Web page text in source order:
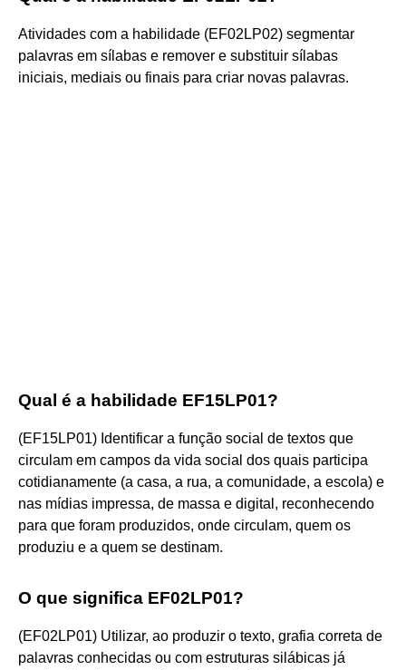
Atividades com a habilidade (EF02LP02) segmentar
palavras em sílabas e remover e substituir sílabas
iniciais, mediais ou finais para criar novas palavras.
Qual é a habilidade EF15LP01?
(EF15LP01) Identificar a função social de textos que
circulam em campos da vida social dos quais participa
cotidianamente (a casa, a rua, a comunidade, a escola) e
nas mídias impressa, de massa e digital, reconhecendo
para que foram produzidos, onde circulam, quem os
produziu e a quem se destinam.
O que significa EF02LP01?
(EF02LP01) Utilizar, ao produzir o texto, grafia correta de
palavras conhecidas ou com estruturas silábicas já